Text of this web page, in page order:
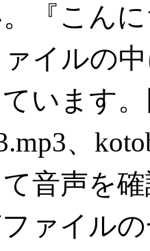
『こん
イルの
います。
、
音声を
ァイル